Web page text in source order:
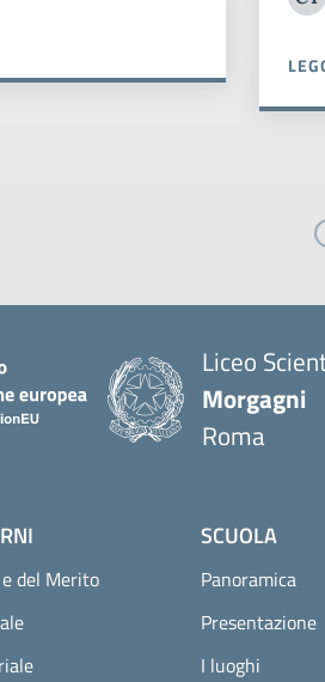
GIOVANI TALENTI
Liceo
Morgagni
Roma
del Merito
SCUOLA
Panoramica
Presentazione
I luoghi